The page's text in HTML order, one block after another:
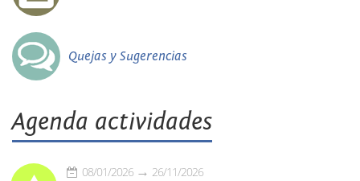
Quejas y Sugerencias
Agenda actividades
08/01/2026 26/11/2026